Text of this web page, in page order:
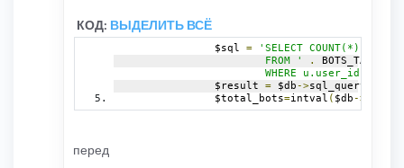
КОД: ВЫДЕЛИТЬ ВСЁ
		$sql
=
'SELECT COUNT(*)
			FROM '
. BOTS_TABLE
WHERE u.user_id =
		$result
= $db ->sql_query
		$total_bots
=intval ( $db->
перед